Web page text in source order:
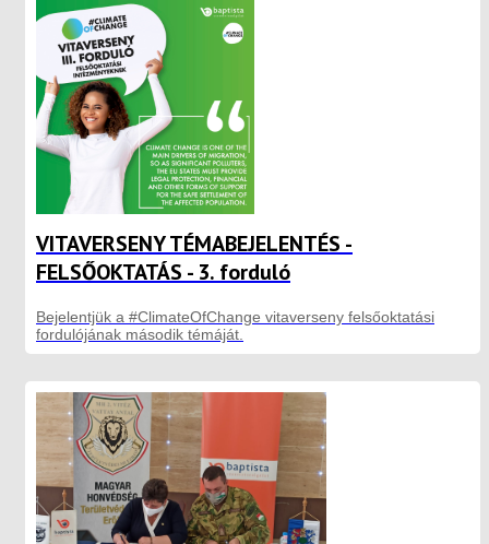
VITAVERSENY TÉMABEJELENTÉS -
FELSŐOKTATÁS - 3. forduló
Bejelentjük a #ClimateOfChange vitaverseny felsőoktatási
fordulójának második témáját.